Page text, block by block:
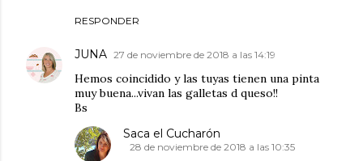
RESPONDER
JUNA 27 de noviembre de 2018 a las 14:19
Hemos coincidido y las tuyas tienen una pinta
muy buena...vivan las galletas d queso!!
Bs
Saca el Cucharón
28 de noviembre de 2018 a las 10:35